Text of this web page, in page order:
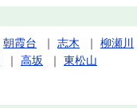
朝霞台 ｜ 志木 ｜ 柳瀬川
｜ 高坂 ｜ 東松山